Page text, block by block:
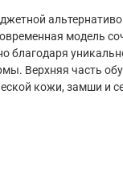
модель
благодаря
Верхняя часть
кожи, замши и